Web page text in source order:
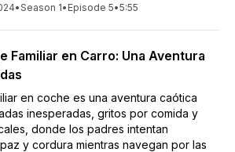
•Season 1• Episode 5•5:55
Familiar en Carro: Una Aventura
en coche es una aventura caótica
inesperadas, gritos por comida y
donde los padres intentan
y cordura mientras navegan por las